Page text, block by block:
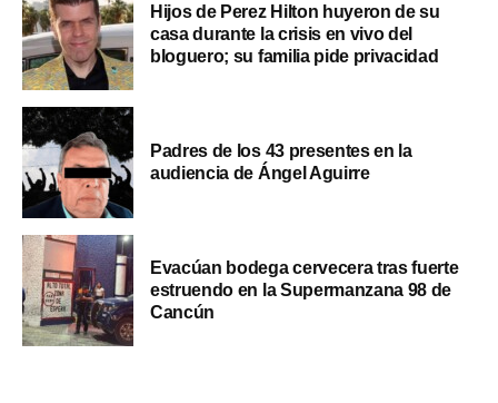
Hijos de Perez Hilton huyeron de su
casa durante la crisis en vivo del
bloguero; su familia pide privacidad
Padres de los 43 presentes en la
audiencia de Ángel Aguirre
Evacúan bodega cervecera tras fuerte
estruendo en la Supermanzana 98 de
Cancún